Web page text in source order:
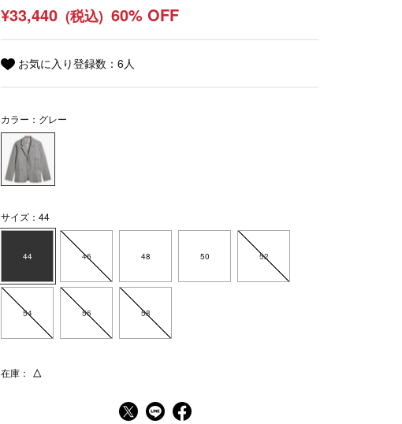
¥33,440 (税込) 60% OFF
お気に入り登録数：6人
カラー：グレー
サイズ：44
44 46 48 50 52
54 56 58
在庫： △